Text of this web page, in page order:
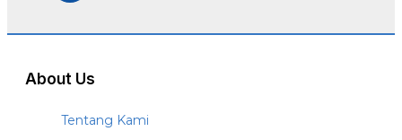
About Us
Tentang Kami